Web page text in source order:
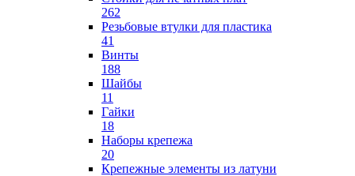
262
Резьбовые втулки для пластика
41
Винты
188
Шайбы
11
Гайки
18
Наборы крепежа
20
Крепежные элементы из латуни